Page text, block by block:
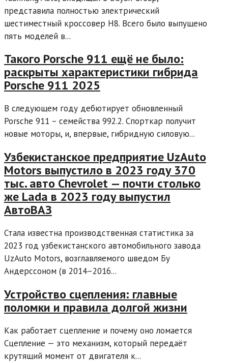
представила полностью электрический
шестиместный кроссовер H8. Всего было выпущено
пять моделей в...
Такого Porsche 911 ещё не было:
раскрыты характеристики гибрида
Porsche 911 2025
В следующем году дебютирует обновленный
Porsche 911 – семейства 992.2. Спорткар получит
новые моторы, и, впервые, гибридную силовую...
Узбекистанское предприятие UzAuto
Motors выпустило в 2023 году 370
тыс. авто Chevrolet — почти столько
же Lada в 2023 году выпустил
АвтоВАЗ
Стала известна производственная статистика за
2023 год узбекистанского автомобильного завода
UzAuto Motors, возглавляемого шведом Бу
Андерссоном (в 2014–2016...
Устройство сцепления: главные
поломки и правила долгой жизни
Как работает сцепление и почему оно ломается
Сцепление — это механизм, который передаёт
крутящий момент от двигателя к...